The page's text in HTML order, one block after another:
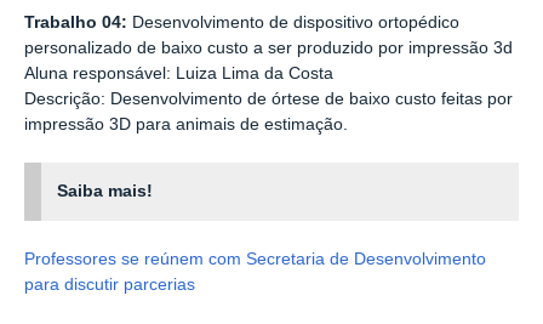
Trabalho 04: Desenvolvimento de dispositivo ortopédico
personalizado de baixo custo a ser produzido por impressão 3d
Aluna responsável: Luiza Lima da Costa
Descrição: Desenvolvimento de órtese de baixo custo feitas por
impressão 3D para animais de estimação.
Saiba mais!
Professores se reúnem com Secretaria de Desenvolvimento
para discutir parcerias